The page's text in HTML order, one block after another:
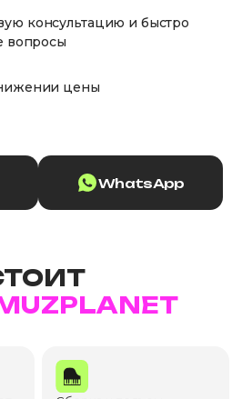
консультацию и быстро
вопросы
цены
WhatsApp